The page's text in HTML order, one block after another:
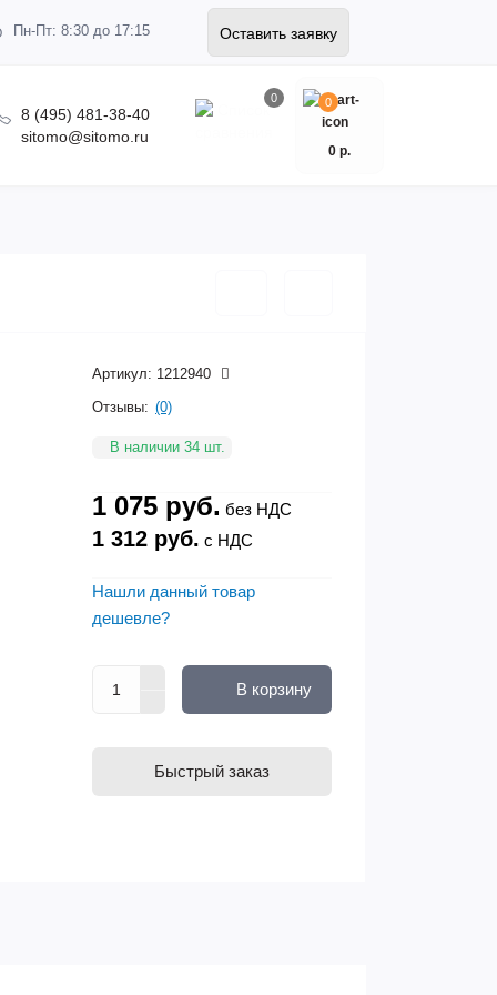
Пн-Пт: 8:30 до 17:15 Оставить заявку
8 (495) 481-38-40
sitomo@sitomo.ru
0 0
0 р.
Артикул: 1212940
Отзывы: (0)
В наличии 34 шт.
1 075 руб. без НДС
1 312 руб. с НДС
Нашли данный товар
дешевле?
В корзину
Быстрый заказ